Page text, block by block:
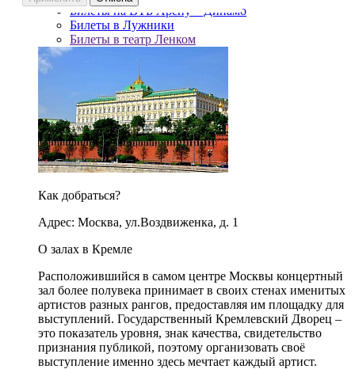
Билеты на ВТБ Арену – Динамо
Билеты в Лужники
Билеты в театр Ленком
Как добраться?
Адрес: Москва, ул.Воздвиженка, д. 1
О залах в Кремле
Расположившийся в самом центре Москвы концертный
зал более полувека принимает в своих стенах именитых
артистов разных рангов, предоставляя им площадку для
выступлений. Государственный Кремлевский Дворец –
это показатель уровня, знак качества, свидетельство
признания публикой, поэтому организовать своё
выступление именно здесь мечтает каждый артист.